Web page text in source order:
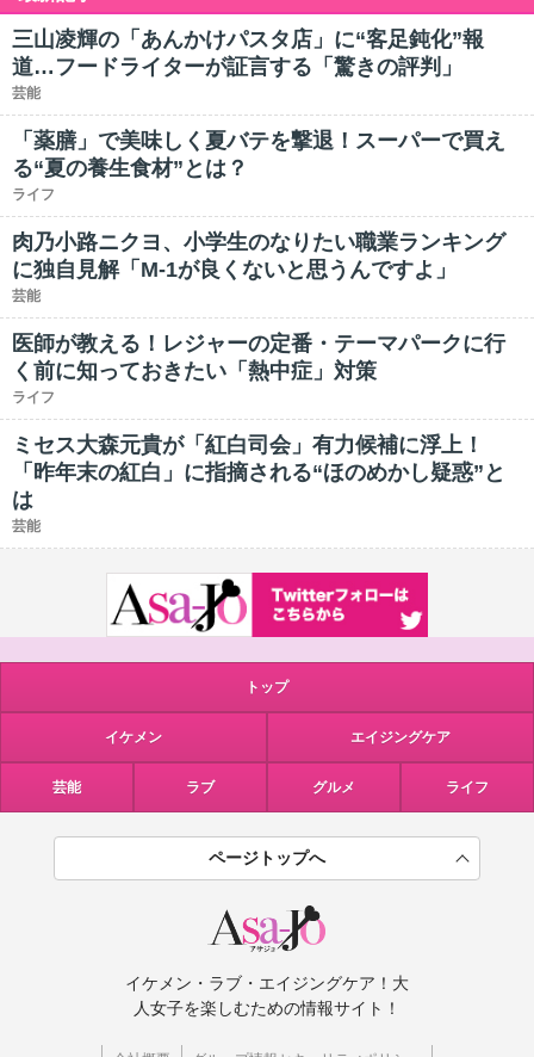
三山凌輝の「あんかけパスタ店」に“客足鈍化”報
道…フードライターが証言する「驚きの評判」
芸能
「薬膳」で美味しく夏バテを撃退！スーパーで買え
る“夏の養生食材”とは？
ライフ
肉乃小路ニクヨ、小学生のなりたい職業ランキング
に独自見解「M-1が良くないと思うんですよ」
芸能
医師が教える！レジャーの定番・テーマパークに行
く前に知っておきたい「熱中症」対策
ライフ
ミセス大森元貴が「紅白司会」有力候補に浮上！
「昨年末の紅白」に指摘される“ほのめかし疑惑”と
は
芸能
トップ
イケメン エイジングケア
芸能 ラブ グルメ ライフ
ページトップへ
イケメン・ラブ・エイジングケア！大
人女子を楽しむための情報サイト！